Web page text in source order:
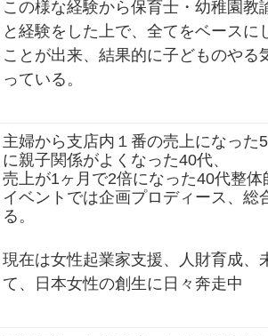
この様な経験から保育士・幼稚園
と経験をした上で、全てをベース
ことが出来、結果的に子どものや
っている。
主婦から支店内１番の売上になっ
に親子関係がよくなった40代、
売上が1ヶ月で2倍になった40代整
イベントでは企画プロディース、
る。
現在は女性起業家支援、人財育成、
て、日本女性の創生に日々奔走中